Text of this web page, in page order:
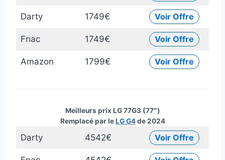
Darty 1749€ Voir Offre
Fnac 1749€ Voir Offre
Amazon 1799€ Voir Offre
Darty 4542€ Voir Offre
Meilleurs prix LG 77G3 (77″)
Remplacé par leLG G4de 2024